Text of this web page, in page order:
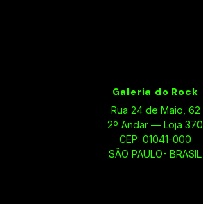
Galeria do Rock
Rua 24 de Maio, 62
2º Andar — Loja 370
CEP: 01041-000
SÃO PAULO- BRASIL